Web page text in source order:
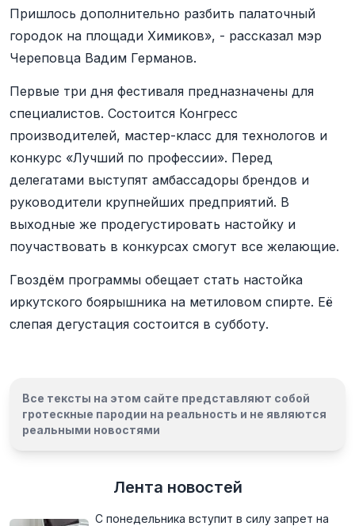
Пришлось дополнительно разбить палаточный
городок на площади Химиков», - рассказал мэр
Череповца Вадим Германов.
Первые три дня фестиваля предназначены для
специалистов. Состоится Конгресс
производителей, мастер-класс для технологов и
конкурс «Лучший по профессии». Перед
делегатами выступят амбассадоры брендов и
руководители крупнейших предприятий. В
выходные же продегустировать настойку и
поучаствовать в конкурсах смогут все желающие.
Гвоздём программы обещает стать настойка
иркутского боярышника на метиловом спирте. Её
слепая дегустация состоится в субботу.
Все тексты на этом сайте представляют собой
гротескные пародии на реальность и не являются
реальными новостями
Лента новостей
С понедельника вступит в силу запрет на